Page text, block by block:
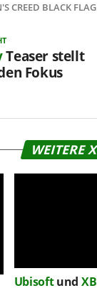
CREED BLACK
Teaser stellt
Fokus
WEITERE
Ubisoftund